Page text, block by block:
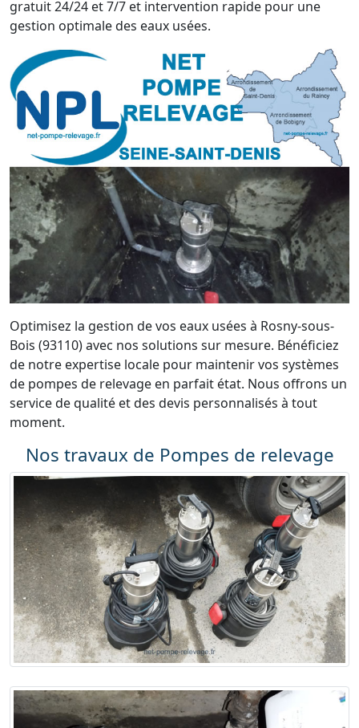
gratuit 24/24 et 7/7 et intervention rapide pour une
gestion optimale des eaux usées.
Optimisez la gestion de vos eaux usées à Rosny-sous-
Bois (93110) avec nos solutions sur mesure. Bénéficiez
de notre expertise locale pour maintenir vos systèmes
de pompes de relevage en parfait état. Nous offrons un
service de qualité et des devis personnalisés à tout
moment.
Nos travaux de Pompes de relevage